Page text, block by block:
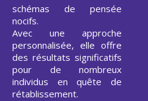
schémas de pensée
nocifs.
Avec une approche
personnalisée, elle offre
des résultats significatifs
pour de nombreux
individus en quête de
rétablissement.